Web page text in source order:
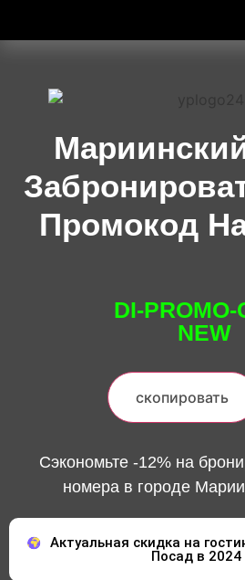
Промокод
DI-PROMO-
NEW
скопировать
Сэкономьте -12% на
номера в городе
Актуальная скидка на
Посад в 2024